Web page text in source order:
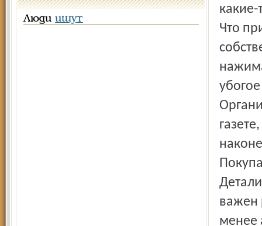
Люди ищут
Что
важен
менее